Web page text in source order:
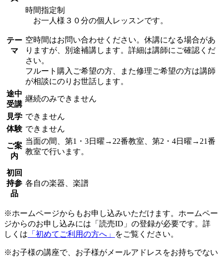
テー
マ
時間指定制
お一人様３０分の個人レッスンです。
空時間はお問い合わせください。休講になる場合があ
りますが、別途補講します。詳細は講師にご確認くだ
さい。
フルート購入ご希望の方、また修理ご希望の方は講師
が相談にのりお世話します。
途中
受講
継続のみできません
見学 できません
体験 できません
ご案
内
当面の間、第1・3日曜→22番教室、第2・4日曜→21番
教室で行います。
初回
持参
品
各自の楽器、楽譜
※ホームページからもお申し込みいただけます。ホームペー
ジからのお申し込みには「読売ID」の登録が必要です。詳
しくは 「初めてご利用の方へ」 をご覧ください。
※お子様の講座で、お子様がメールアドレスをお持ちでない